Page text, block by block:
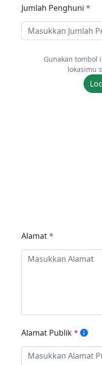
Jumlah Penghuni *
Gunakan tombol
lokasimu
Alamat*
Alamat Publik*